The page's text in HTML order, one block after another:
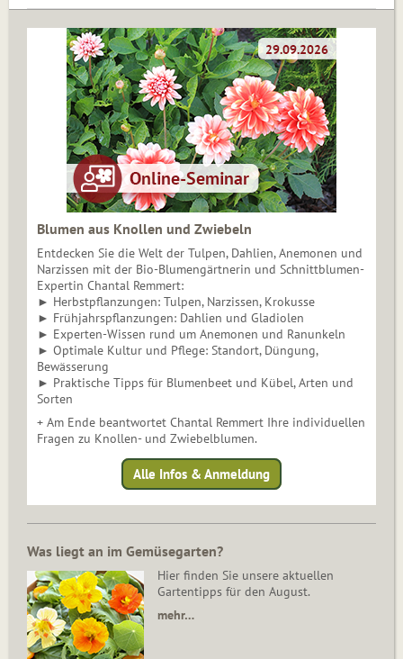
Blumen aus Knollen und Zwiebeln
Entdecken Sie die Welt der Tulpen, Dahlien, Anemonen und
Narzissen mit der Bio-Blumengärtnerin und Schnittblumen-
Expertin Chantal Remmert:
► Herbstpflanzungen: Tulpen, Narzissen, Krokusse
► Frühjahrspflanzungen: Dahlien und Gladiolen
► Experten-Wissen rund um Anemonen und Ranunkeln
► Optimale Kultur und Pflege: Standort, Düngung,
Bewässerung
► Praktische Tipps für Blumenbeet und Kübel, Arten und
Sorten
+ Am Ende beantwortet Chantal Remmert Ihre individuellen
Fragen zu Knollen- und Zwiebelblumen.
Alle Infos & Anmeldung
Was liegt an im Gemüsegarten?
Hier finden Sie unsere aktuellen
Gartentipps für den August.
mehr…